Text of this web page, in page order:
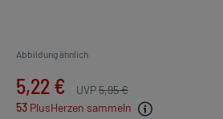
Abbildung ähnlich
5,22 € UVP5,95 €
53 PlusHerzen sammeln